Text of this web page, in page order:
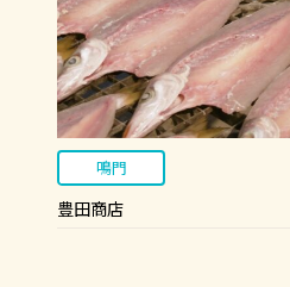
鳴門
豊田商店